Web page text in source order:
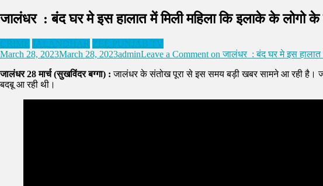
जालंधर : बंद घर मे इस हालात में मिली महिला कि इलाके के लोगो
CRIME JALANDHAR ZEE PUNJAB TV
March 28, 2023March 28, 2023adminLeave a Comment on जालंधर : बंद घर मे इस हालात
जालंधर 28 मार्च (सुखविंदर बग्गा) : जालंधर के संतोख पूरा से इस समय बड़ी खबर सामने आ रही है।
बदबू आ रही थी।